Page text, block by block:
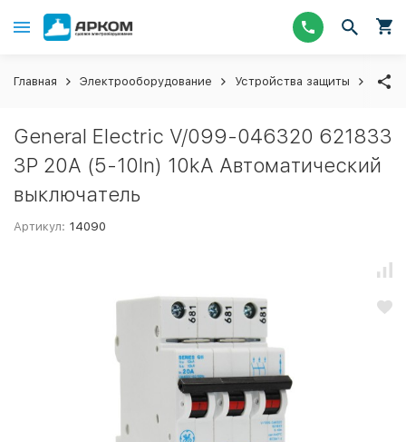
Главная Электрооборудование Устройства защиты
General Electric V/099-046320 621833
3P 20A (5-10In) 10kA Автоматический
выключатель
Артикул: 14090